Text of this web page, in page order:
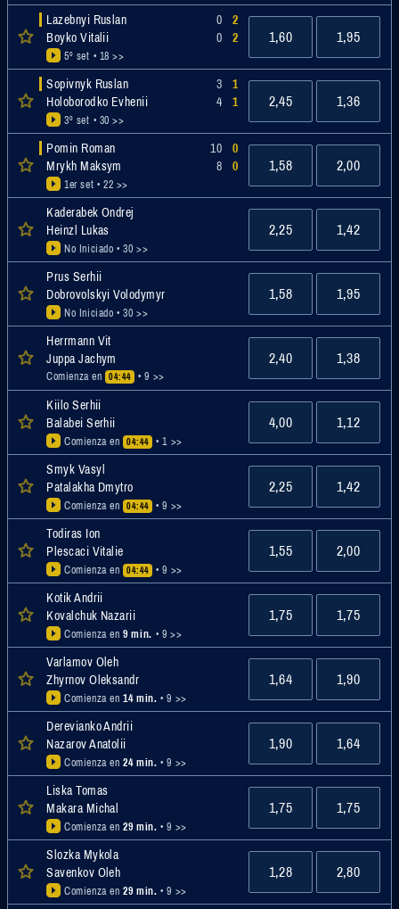
Lazebnyi Ruslan
Boyko Vitalii
5º set • 18 >>
0
0
2
2
1,60 1,95
Sopivnyk Ruslan
Holoborodko Evhenii
3º set • 30 >>
3
4
1
1
2,45 1,36
Pomin Roman
Mrykh Maksym
1er set • 22 >>
10
8
0
0
1,58 2,00
Kaderabek Ondrej
Heinzl Lukas
No Iniciado • 30 >>
2,25 1,42
Prus Serhii
Dobrovolskyi Volodymyr
No Iniciado • 30 >>
1,58 1,95
Herrmann Vit
Juppa Jachym
Comienza en 04:44 • 9 >>
2,40 1,38
Kiilo Serhii
Balabei Serhii
Comienza en 04:44 • 1 >>
4,00 1,12
Smyk Vasyl
Patalakha Dmytro
Comienza en 04:44 • 9 >>
2,25 1,42
Todiras Ion
Plescaci Vitalie
Comienza en 04:44 • 9 >>
1,55 2,00
Kotik Andrii
Kovalchuk Nazarii
Comienza en 9 min. • 9 >>
1,75 1,75
Varlamov Oleh
Zhyrnov Oleksandr
Comienza en 14 min. • 9 >>
1,64 1,90
Derevianko Andrii
Nazarov Anatolii
Comienza en 24 min. • 9 >>
1,90 1,64
Liska Tomas
Makara Michal
Comienza en 29 min. • 9 >>
1,75 1,75
Slozka Mykola
Savenkov Oleh
Comienza en 29 min. • 9 >>
1,28 2,80